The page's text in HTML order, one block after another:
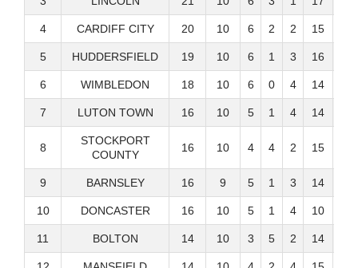
4 CARDIFF CITY 20 10 6 2 2 15
5 HUDDERSFIELD 19 10 6 1 3 16
6 WIMBLEDON 18 10 6 0 4 14
7 LUTON TOWN 16 10 5 1 4 14
8
STOCKPORT
COUNTY
16 10 4 4 2 15
9 BARNSLEY 16 9 5 1 3 14
10 DONCASTER 16 10 5 1 4 10
11 BOLTON 14 10 3 5 2 14